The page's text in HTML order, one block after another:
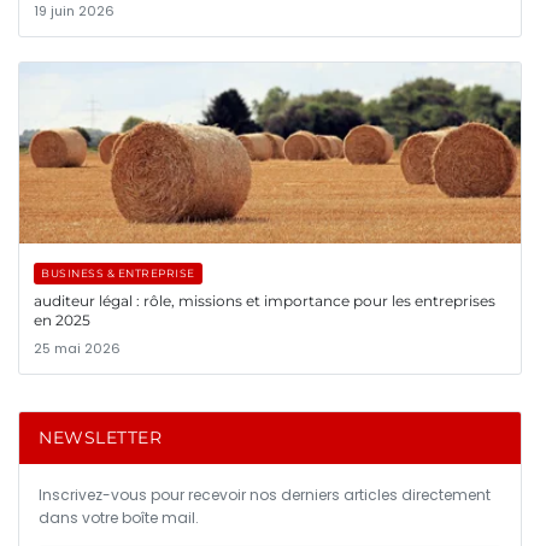
19 juin 2026
BUSINESS & ENTREPRISE
auditeur légal : rôle, missions et importance pour les entreprises
en 2025
25 mai 2026
NEWSLETTER
Inscrivez-vous pour recevoir nos derniers articles directement
dans votre boîte mail.